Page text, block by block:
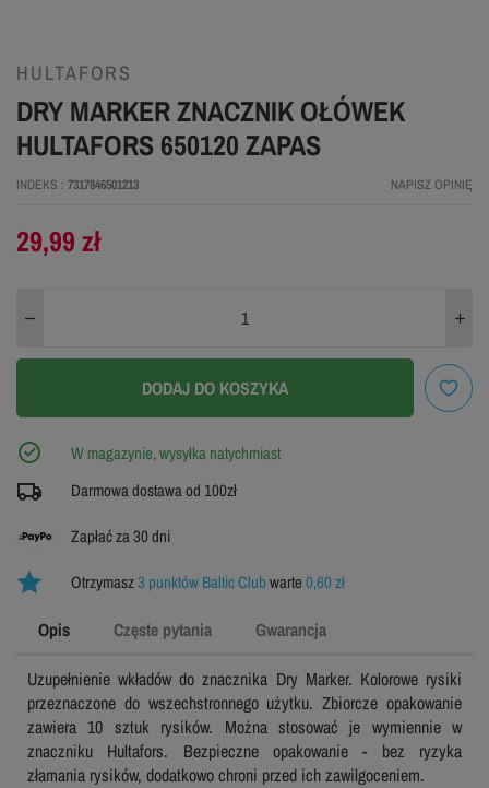
HULTAFORS
DRY MARKER ZNACZNIK OŁÓWEK
HULTAFORS 650120 ZAPAS
INDEKS 7317846501213 NAPISZ OPINIĘ
29,99 zł
DODAJ DO KOSZYKA
W magazynie, wysyłka natychmiast
Darmowa dostawa od 100zł
Zapłać za 30 dni
Otrzymasz3 punktów Baltic Clubwarte0,60 zł
Opis Częste pytania Gwarancja
Uzupełnienie wkładów do znacznika Dry Marker. Kolorowe rysiki
przeznaczone do wszechstronnego użytku. Zbiorcze opakowanie
zawiera 10 sztuk rysików. Można stosować je wymiennie w
znaczniku Hultafors. Bezpieczne opakowanie - bez ryzyka
złamania rysików, dodatkowo chroni przed ich zawilgoceniem.